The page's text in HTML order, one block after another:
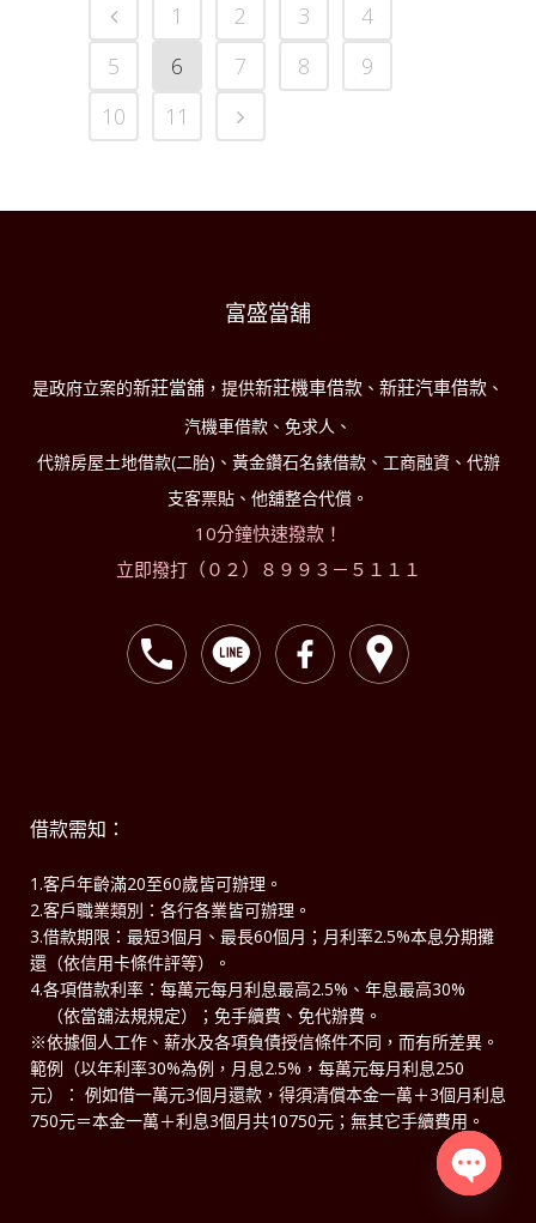
1 2 3
4
5
6 7 8
9
10
11
富盛當舖
是政府立案的新莊當舖 ，提供新莊機車借款 、 新莊汽車借款 、
汽機車借款、免求人、
代辦房屋土地借款(二胎)、黃金鑽石名錶借款、工商融資、代辦
支客票貼、他舖整合代償。
10分鐘快速撥款！
立即撥打（０２）８９９３－５１１１
借款需知：
1.客戶年齡滿20至60歲皆可辦理。
2.客戶職業類別：各行各業皆可辦理。
3.借款期限：最短3個月、最長60個月；月利率2.5%本息分期攤
還（依信用卡條件評等）。
4.各項借款利率：每萬元每月利息最高2.5%、年息最高30%
（依當舖法規規定）；免手續費、免代辦費。
※依據個人工作、薪水及各項負債授信條件不同，而有所差異。
範例（以年利率30%為例，月息2.5%，每萬元每月利息250
元）： 例如借一萬元3個月還款，得須清償本金一萬＋3個月利息
750元＝本金一萬＋利息3個月共10750元；無其它手續費用。